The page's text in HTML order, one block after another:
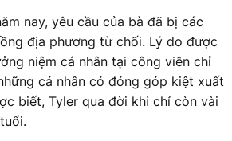
nay, yêu cầu của bà đã bị các
địa phương từ chối. Lý do được
niệm cá nhân tại công viên chỉ
cá nhân có đóng góp kiệt xuất
biết, Tyler qua đời khi chỉ còn vài